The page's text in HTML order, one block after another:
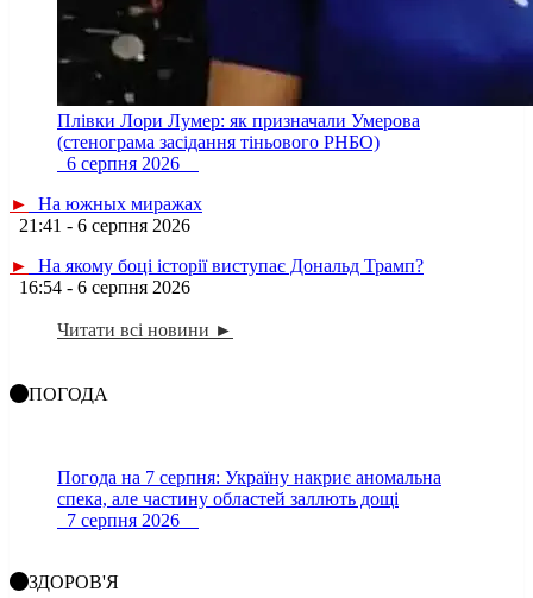
Плівки Лори Лумер: як призначали Умерова
(стенограма засідання тіньового РНБО)
6 серпня 2026
►
На южных миражах
21:41 - 6 серпня 2026
►
На якому боці історії виступає Дональд Трамп?
16:54 - 6 серпня 2026
Читати всі новини ►
ПОГОДА
Погода на 7 серпня: Україну накриє аномальна
спека, але частину областей заллють дощі
7 серпня 2026
ЗДОРОВ'Я